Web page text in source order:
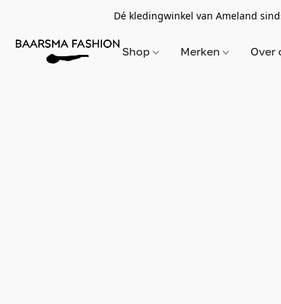
Dé kledingwinkel van Ameland
Shop Merken Over